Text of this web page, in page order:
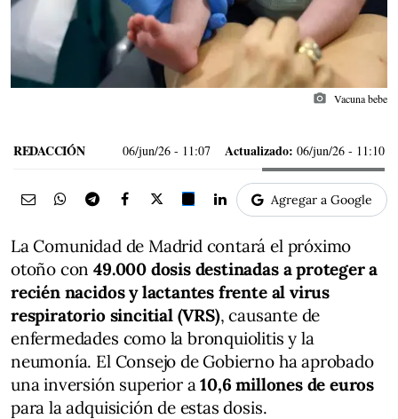
photo_camera Vacuna bebe
REDACCIÓN 06/jun/26 - 11:07 Actualizado: 06/jun/26 - 11:10
Agregar a Google
La Comunidad de Madrid contará el próximo
otoño con49.000 dosis destinadas a proteger a
recién nacidos y lactantes frente al virus
respiratorio sincitial (VRS), causante de
enfermedades como la bronquiolitis y la
neumonía. El Consejo de Gobierno ha aprobado
una inversión superior a10,6 millones de euros
para la adquisición de estas dosis.